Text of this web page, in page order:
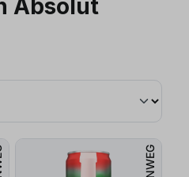
Absolut
EINWEG